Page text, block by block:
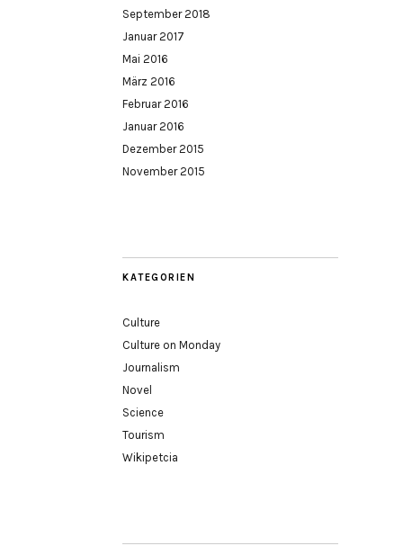
September 2018
Januar 2017
Mai 2016
März 2016
Februar 2016
Januar 2016
Dezember 2015
November 2015
KATEGORIEN
Culture
Culture on Monday
Journalism
Novel
Science
Tourism
Wikipetcia